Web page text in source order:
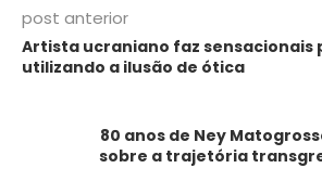
post anterior
Artista ucraniano faz sensacionais
utilizando a ilusão de ótica
80 anos de Ney
sobre a trajetória